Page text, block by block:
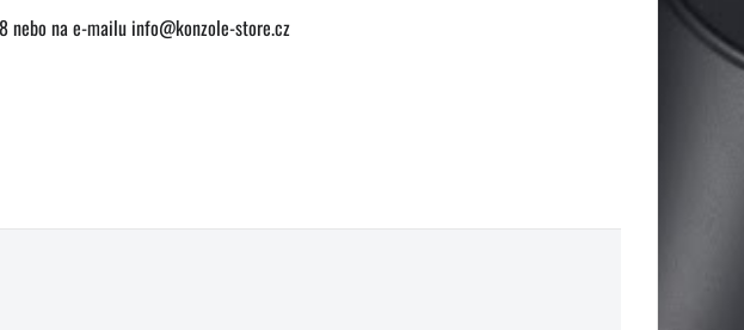
nebo na e-mailu info@konzole-store.cz